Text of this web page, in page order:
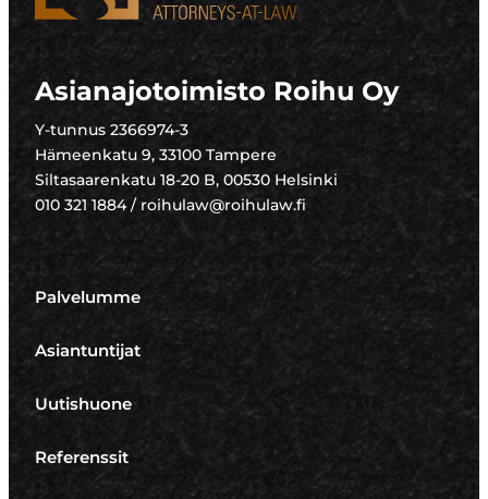
Asianajotoimisto Roihu Oy
Y-tunnus 2366974-3
Hämeenkatu 9, 33100 Tampere
Siltasaarenkatu 18-20 B, 00530 Helsinki
010 321 1884 / roihulaw@roihulaw.fi
Palvelumme
Asiantuntijat
Uutishuone
Referenssit